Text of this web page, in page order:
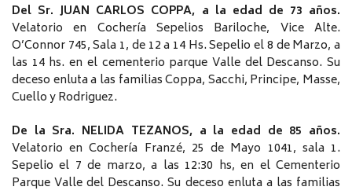
Del Sr. JUAN CARLOS COPPA, a la edad de 73 años.
Velatorio en Cochería Sepelios Bariloche, Vice Alte.
O’Connor 745, Sala 1, de 12 a 14 Hs. Sepelio el 8 de Marzo, a
las 14 hs. en el cementerio parque Valle del Descanso. Su
deceso enluta a las familias Coppa, Sacchi, Principe, Masse,
Cuello y Rodriguez.
De la Sra. NELIDA TEZANOS, a la edad de 85 años.
Velatorio en Cochería Franzé, 25 de Mayo 1041, sala 1.
Sepelio el 7 de marzo, a las 12:30 hs, en el Cementerio
Parque Valle del Descanso.Su deceso enluta a las familias